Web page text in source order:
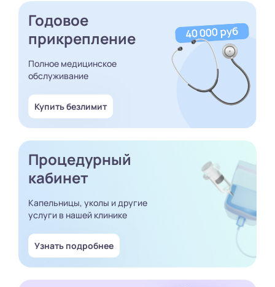
Годовое
прикрепление
Полное медицинское
обслуживание
Купить безлимит
Процедурный
кабинет
Капельницы, уколы и другие
услуги в нашей клинике
Узнать подробнее